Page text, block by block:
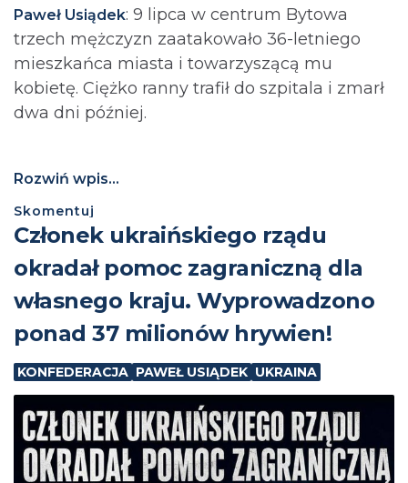
Paweł Usiądek: 9 lipca w centrum Bytowa
trzech mężczyzn zaatakowało 36-letniego
mieszkańca miasta i towarzyszącą mu
kobietę. Ciężko ranny trafił do szpitala i zmarł
dwa dni później.
Rozwiń wpis...
Skomentuj
Członek ukraińskiego rządu
okradał pomoc zagraniczną dla
własnego kraju. Wyprowadzono
ponad 37 milionów hrywien!
KONFEDERACJA PAWEŁ USIĄDEK UKRAINA